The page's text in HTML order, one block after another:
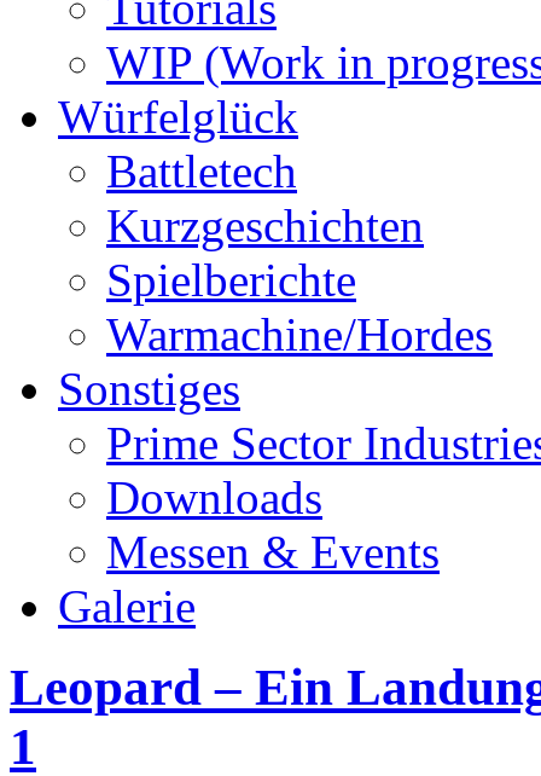
WIP (Work in
Würfelglück
Battletech
Kurzgeschichten
Spielberichte
Warmachine/Hordes
Sonstiges
Prime Sector
Downloads
Messen & Events
Galerie
Leopard – Ein
1